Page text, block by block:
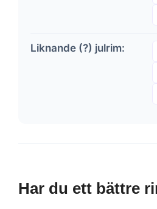
Liknande (?) julrim:
Har du ett bättre